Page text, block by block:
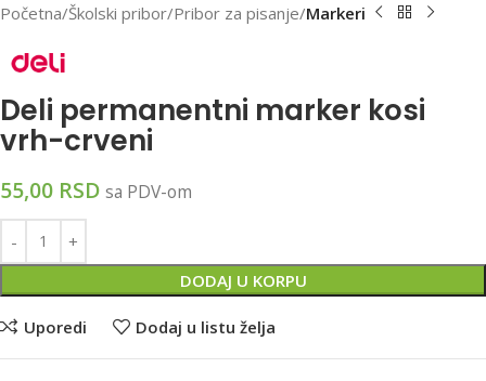
Početna Školski pribor Pribor za pisanje Markeri
Deli permanentni marker kosi
vrh-crveni
55,00 RSD sa PDV-om
DODAJ U KORPU
Uporedi Dodaj u listu želja